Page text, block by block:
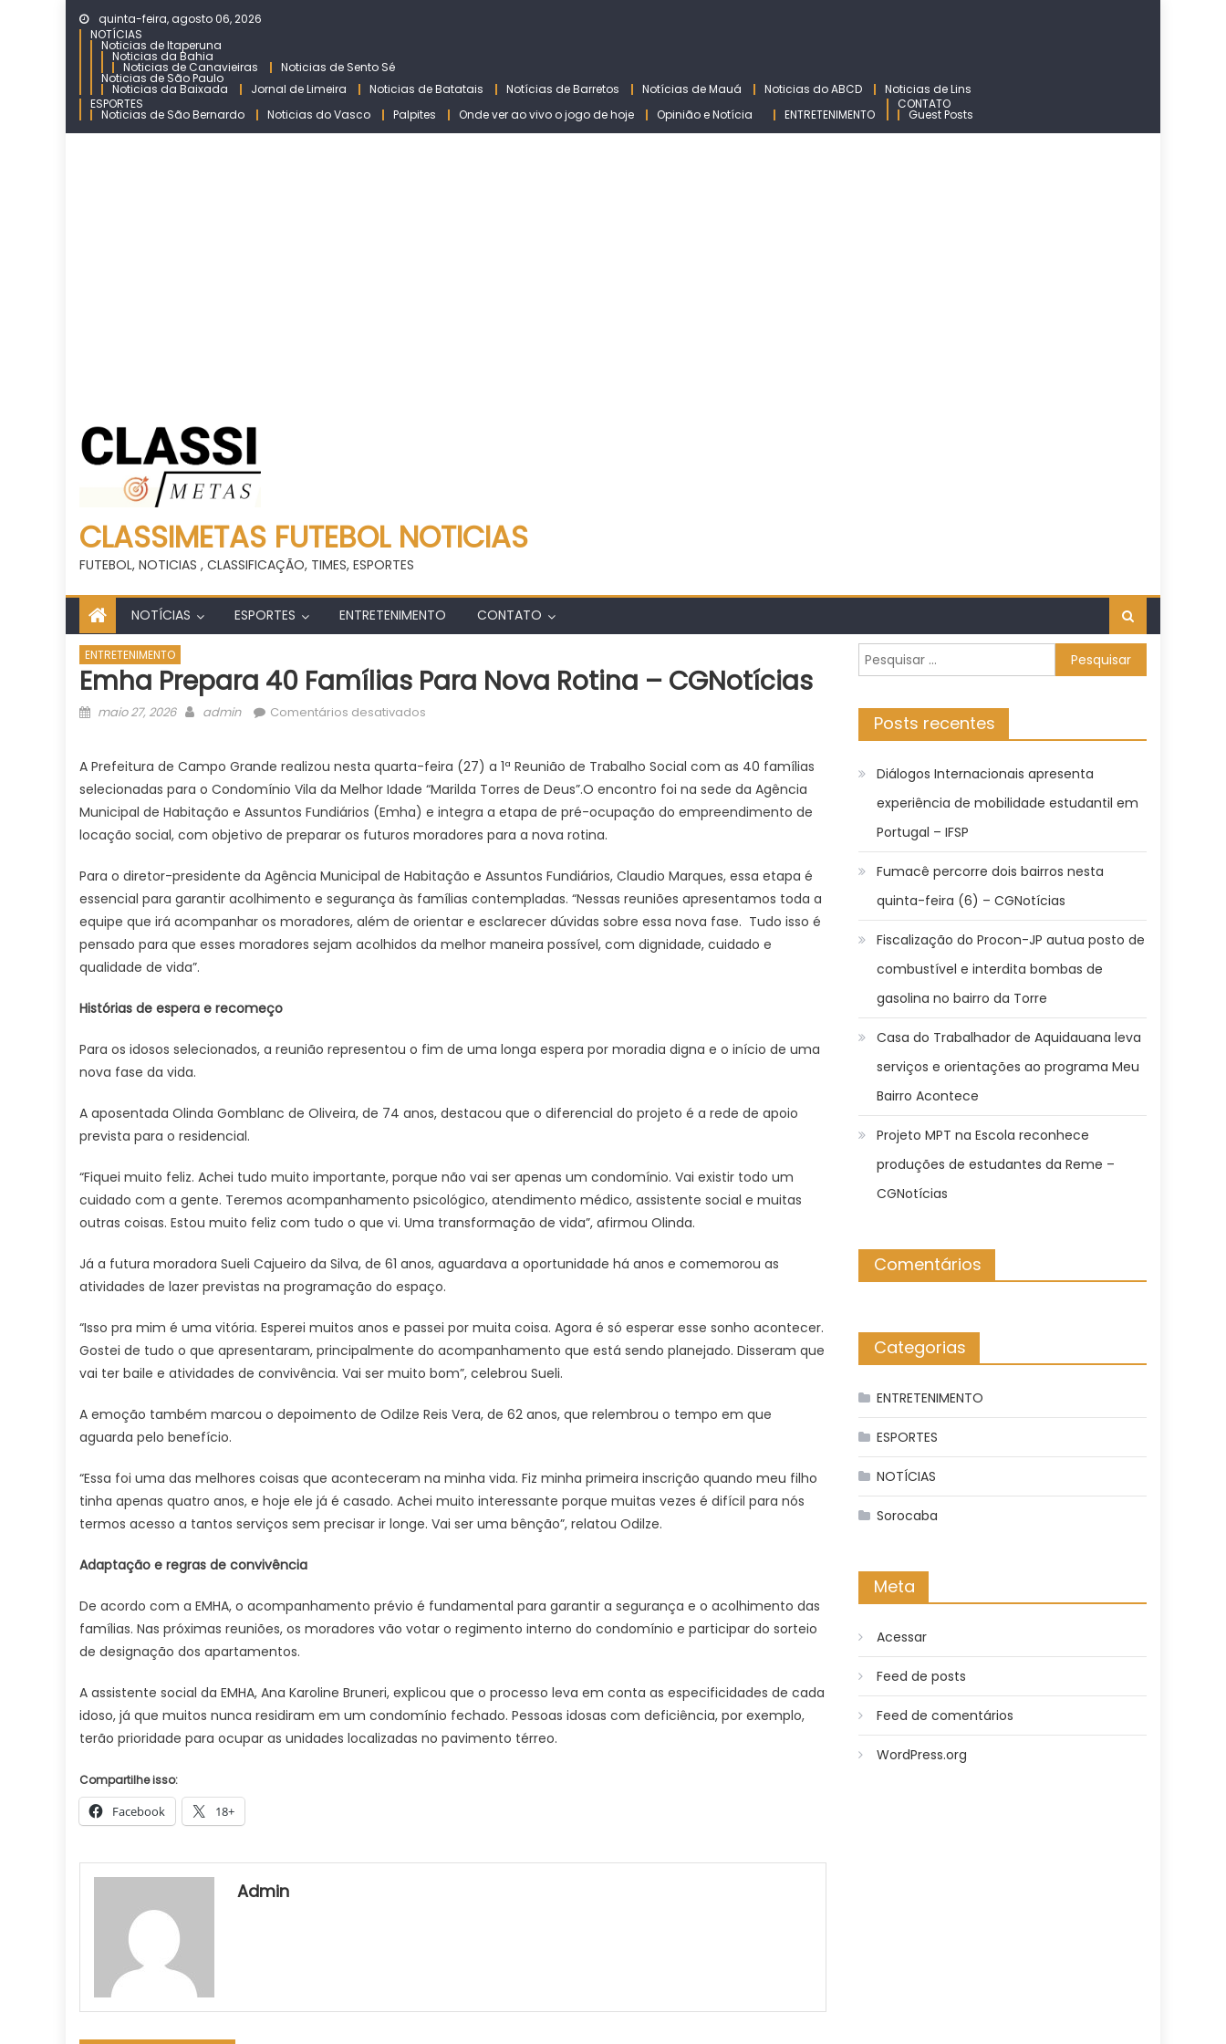
Skip
content
quinta-feira, agosto 06, 2026
NOTÍCIAS
Noticias de Itaperuna
Noticias da Bahia
Noticias de Canavieiras Noticias de Sento Sé
Noticias de São Paulo
Noticias da Baixada Jornal de Limeira Noticias de Batatais Notícias de Barretos Notícias de Mauá Noticias do ABCD
Noticias de Lins
ESPORTES
Noticias de São Bernardo Noticias do Vasco Palpites Onde ver ao vivo o jogo de hoje Opinião e Notícia ENTRETENIMENTO
CONTATO
Guest Posts
CLASSIMETAS FUTEBOL NOTICIAS
FUTEBOL, NOTICIAS , CLASSIFICAÇÃO, TIMES, ESPORTES
NOTÍCIAS ESPORTES ENTRETENIMENTO CONTATO
ENTRETENIMENTO
Emha Prepara 40 Famílias Para Nova Rotina – CGNotícias
Posted
maio 27, 2026 Author
admin Comentários desativados
40
famílias
para
nova
–
CGNotícias
A Prefeitura de Campo Grande realizou nesta quarta-feira (27) a 1ª Reunião de Trabalho Social com as 40 famílias
selecionadas para o Condomínio Vila da Melhor Idade “Marilda Torres de Deus”.O encontro foi na sede da Agência
Municipal de Habitação e Assuntos Fundiários (Emha) e integra a etapa de pré-ocupação do empreendimento de
locação social, com objetivo de preparar os futuros moradores para a nova rotina.
Para o diretor-presidente da Agência Municipal de Habitação e Assuntos Fundiários, Claudio Marques, essa etapa é
essencial para garantir acolhimento e segurança às famílias contempladas. “Nessas reuniões apresentamos toda a
equipe que irá acompanhar os moradores, além de orientar e esclarecer dúvidas sobre essa nova fase. Tudo isso é
pensado para que esses moradores sejam acolhidos da melhor maneira possível, com dignidade, cuidado e
qualidade de vida”.
Histórias de espera e recomeço
Para os idosos selecionados, a reunião representou o fim de uma longa espera por moradia digna e o início de uma
nova fase da vida.
A aposentada Olinda Gomblanc de Oliveira, de 74 anos, destacou que o diferencial do projeto é a rede de apoio
prevista para o residencial.
“Fiquei muito feliz. Achei tudo muito importante, porque não vai ser apenas um condomínio. Vai existir todo um
cuidado com a gente. Teremos acompanhamento psicológico, atendimento médico, assistente social e muitas
outras coisas. Estou muito feliz com tudo o que vi. Uma transformação de vida”, afirmou Olinda.
Já a futura moradora Sueli Cajueiro da Silva, de 61 anos, aguardava a oportunidade há anos e comemorou as
atividades de lazer previstas na programação do espaço.
“Isso pra mim é uma vitória. Esperei muitos anos e passei por muita coisa. Agora é só esperar esse sonho acontecer.
Gostei de tudo o que apresentaram, principalmente do acompanhamento que está sendo planejado. Disseram que
vai ter baile e atividades de convivência. Vai ser muito bom”, celebrou Sueli.
A emoção também marcou o depoimento de Odilze Reis Vera, de 62 anos, que relembrou o tempo em que
aguarda pelo benefício.
“Essa foi uma das melhores coisas que aconteceram na minha vida. Fiz minha primeira inscrição quando meu filho
tinha apenas quatro anos, e hoje ele já é casado. Achei muito interessante porque muitas vezes é difícil para nós
termos acesso a tantos serviços sem precisar ir longe. Vai ser uma bênção”, relatou Odilze.
Adaptação e regras de convivência
De acordo com a EMHA, o acompanhamento prévio é fundamental para garantir a segurança e o acolhimento das
famílias. Nas próximas reuniões, os moradores vão votar o regimento interno do condomínio e participar do sorteio
de designação dos apartamentos.
A assistente social da EMHA, Ana Karoline Bruneri, explicou que o processo leva em conta as especificidades de cada
idoso, já que muitos nunca residiram em um condomínio fechado. Pessoas idosas com deficiência, por exemplo,
terão prioridade para ocupar as unidades localizadas no pavimento térreo.
Compartilhe isso:
Facebook 18+
Admin
Pesquisar
por:
Posts recentes
Diálogos Internacionais apresenta
experiência de mobilidade estudantil em
Portugal – IFSP
Fumacê percorre dois bairros nesta
quinta-feira (6) – CGNotícias
Fiscalização do Procon-JP autua posto de
combustível e interdita bombas de
gasolina no bairro da Torre
Casa do Trabalhador de Aquidauana leva
serviços e orientações ao programa Meu
Bairro Acontece
Projeto MPT na Escola reconhece
produções de estudantes da Reme –
CGNotícias
Comentários
Categorias
ENTRETENIMENTO
ESPORTES
NOTÍCIAS
Sorocaba
Meta
Acessar
Feed de posts
Feed de comentários
WordPress.org